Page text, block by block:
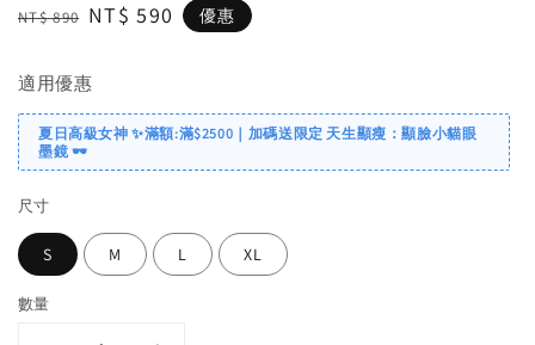
Regular
NT$ 890 Sale
NT$ 590 優惠
適用優惠
夏日高級女神 ✨滿額:滿$2500｜加碼送限定 天生顯瘦：顯臉小貓眼
墨鏡 🕶️
尺寸
S M L XL
數量